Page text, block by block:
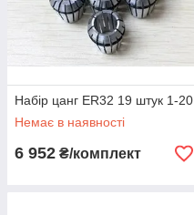
Набір цанг ER32 19 штук 1-20
Немає в наявності
6 952 ₴/комплект